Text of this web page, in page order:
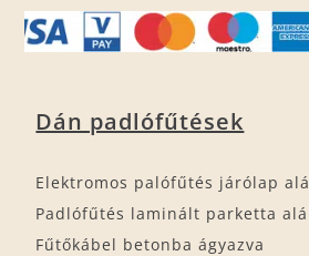
Dán padlófűtések
Elektromos palófűtés járólap alá
Padlófűtés laminált parketta alá
Fűtőkábel betonba ágyazva